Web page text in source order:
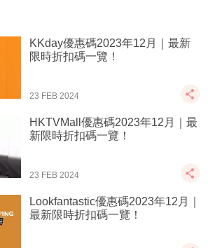
KKday優惠碼2023年12月｜最新
限時折扣碼一覽！
23 FEB 2024
HKTVMall優惠碼2023年12月｜最
新限時折扣碼一覽！
23 FEB 2024
Lookfantastic優惠碼2023年12月｜
最新限時折扣碼一覽！